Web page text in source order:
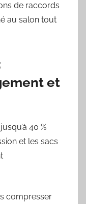
de raccords
au salon tout
et
40 %
et les sacs
compresser